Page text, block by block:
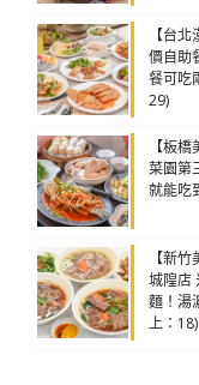
【台
價自助
餐可吃
29)
【板
菜園第
就能吃
【新
城隍店
麵！湯
上：18)